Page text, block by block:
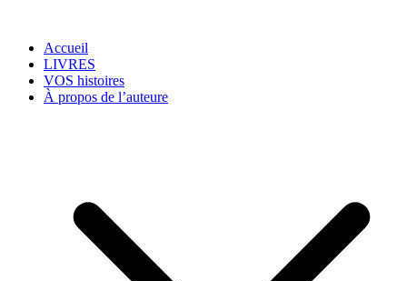
Accueil
LIVRES
VOS histoires
À propos de l’auteure